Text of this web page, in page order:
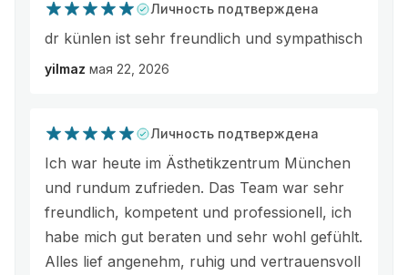
Личность подтверждена
dr künlen ist sehr freundlich und sympathisch
yilmaz мая 22, 2026
Личность подтверждена
Ich war heute im Ästhetikzentrum München
und rundum zufrieden. Das Team war sehr
freundlich, kompetent und professionell, ich
habe mich gut beraten und sehr wohl gefühlt.
Alles lief angenehm, ruhig und vertrauensvoll